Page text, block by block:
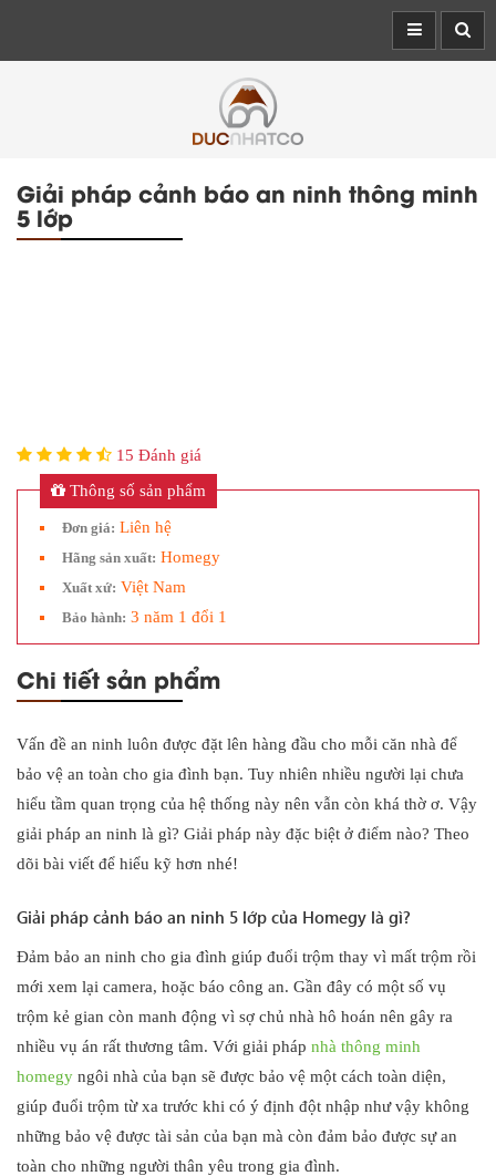
Giải pháp cảnh báo an ninh thông minh
5 lớp
15 Đánh giá
Thông số sản phẩm
Đơn giá: Liên hệ
Hãng sản xuất: Homegy
Xuất xứ: Việt Nam
Bảo hành: 3 năm 1 đổi 1
Chi tiết sản phẩm
Vấn đề an ninh luôn được đặt lên hàng đầu cho mỗi căn nhà để
bảo vệ an toàn cho gia đình bạn. Tuy nhiên nhiều người lại chưa
hiểu tầm quan trọng của hệ thống này nên vẫn còn khá thờ ơ. Vậy
giải pháp an ninh là gì? Giải pháp này đặc biệt ở điểm nào? Theo
dõi bài viết để hiểu kỹ hơn nhé!
Giải pháp cảnh báo an ninh 5 lớp của Homegy là gì?
Đảm bảo an ninh cho gia đình giúp đuổi trộm thay vì mất trộm rồi
mới xem lại camera, hoặc báo công an. Gần đây có một số vụ
trộm kẻ gian còn manh động vì sợ chủ nhà hô hoán nên gây ra
nhiều vụ án rất thương tâm. Với giải pháp nhà thông minh
homegy ngôi nhà của bạn sẽ được bảo vệ một cách toàn diện,
giúp đuổi trộm từ xa trước khi có ý định đột nhập như vậy không
những bảo vệ được tài sản của bạn mà còn đảm bảo được sự an
toàn cho những người thân yêu trong gia đình.